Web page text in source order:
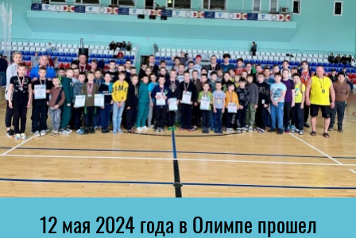
12 мая 2024 года в Олимпе прошел